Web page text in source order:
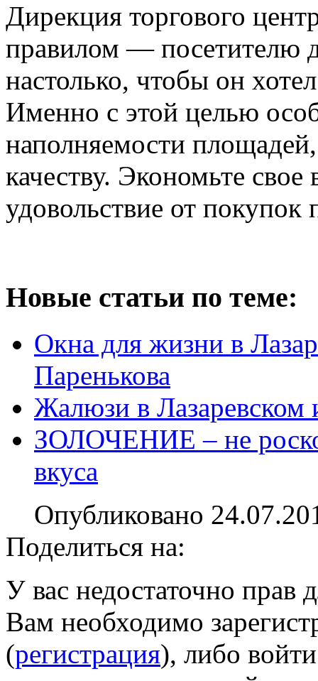
Дирекция торгового
правилом — посетителю
настолько, чтобы он
Именно с этой целью
наполняемости
качеству. Экономьте
удовольствие от
Новые статьи по теме:
Окна для жизни в
Паренькова
Жалюзи в Лазаревском
ЗОЛОЧЕНИЕ – не
вкуса
Опубликовано
Поделиться на:
У вас недостаточно прав
Вам необходимо
(регистрация), либо